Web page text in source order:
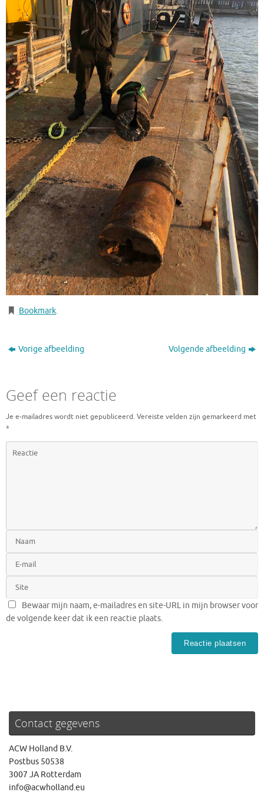
Bookmark.
Vorige afbeelding Volgende afbeelding
Geef een reactie
Je e-mailadres wordt niet gepubliceerd. Vereiste velden zijn gemarkeerd met
*
Bewaar mijn naam, e-mailadres en site-URL in mijn browser voor
de volgende keer dat ik een reactie plaats.
Contact gegevens
ACW Holland B.V.
Postbus 50538
3007 JA Rotterdam
info@acwholland.eu